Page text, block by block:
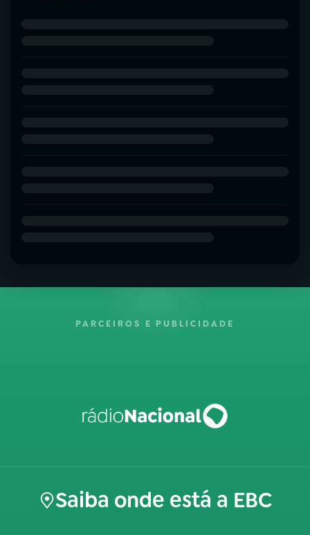
PARCEIROS E PUBLICIDADE
Saiba onde está a EBC